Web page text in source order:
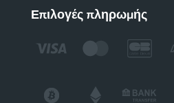
Επιλογές πληρωμής